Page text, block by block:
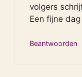
volgers
Een fijne
Beantwoorden